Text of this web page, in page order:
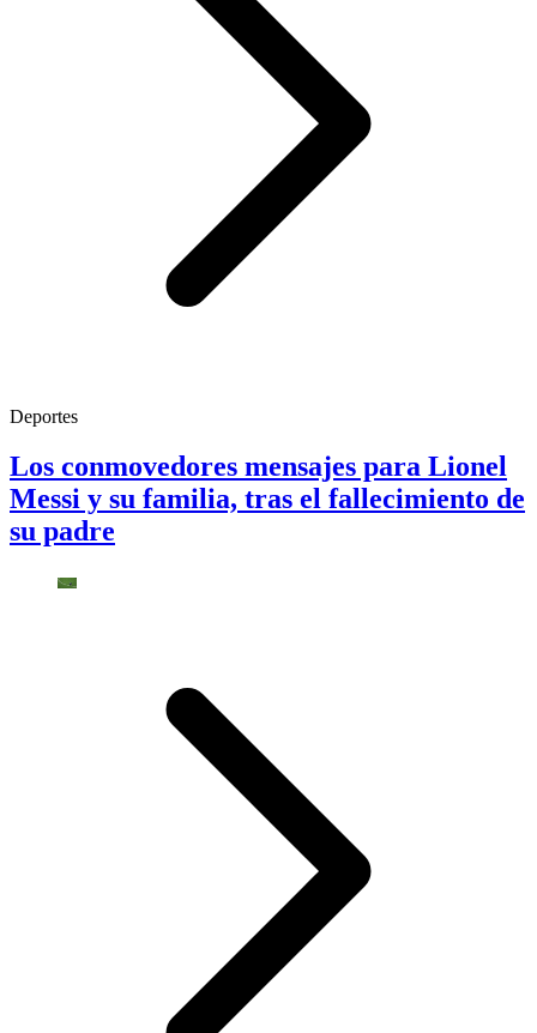
Deportes
Los conmovedores mensajes para Lionel
Messi y su familia, tras el fallecimiento de
su padre